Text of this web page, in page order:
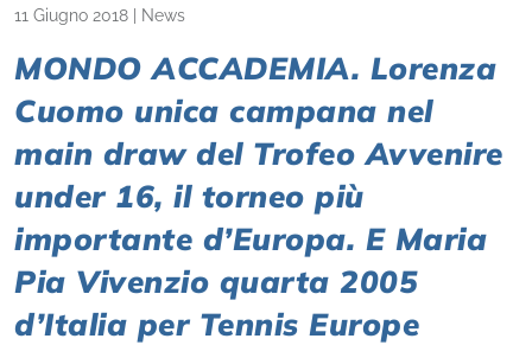
11 Giugno 2018 News
MONDO ACCADEMIA. Lorenza
Cuomo unica campana nel
main draw del Trofeo Avvenire
under 16, il torneo più
importante d’Europa. E Maria
Pia Vivenzio quarta 2005
d’Italia per Tennis Europe